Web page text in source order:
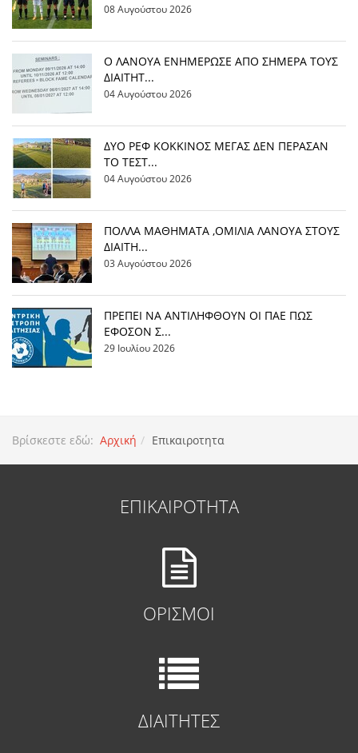
08 Αυγούστου 2026
Ο ΛΑΝΟΥΑ ΕΝΗΜΕΡΩΣΕ ΑΠΟ ΣΗΜΕΡΑ ΤΟΥΣ
ΔΙΑΙΤΗΤ...
04 Αυγούστου 2026
ΔΥΟ ΡΕΦ ΚΟΚΚΙΝΟΣ ΜΕΓΑΣ ΔΕΝ ΠΕΡΑΣΑΝ
ΤΟ ΤΕΣΤ...
04 Αυγούστου 2026
ΠΟΛΛΑ ΜΑΘΗΜΑΤΑ ,ΟΜΙΛΙΑ ΛΑΝΟΥΑ ΣΤΟΥΣ
ΔΙΑΙΤΗ...
03 Αυγούστου 2026
ΠΡΕΠΕΙ ΝΑ ΑΝΤΙΛΗΦΘΟΥΝ ΟΙ ΠΑΕ ΠΩΣ
ΕΦΟΣΟΝ Σ...
29 Ιουλίου 2026
Βρίσκεστε εδώ: Αρχική Επικαιροτητα
ΕΠΙΚΑΙΡΟΤΗΤΑ
ΟΡΙΣΜΟΙ
ΔΙΑΙΤΗΤΕΣ